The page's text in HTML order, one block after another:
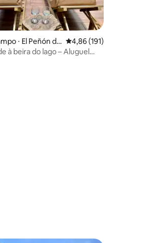
de 5, 115 avaliações
⋅ El Peñón de 4,86 de uma avaliação
4,86 (191)
à beira do lago – Aluguel